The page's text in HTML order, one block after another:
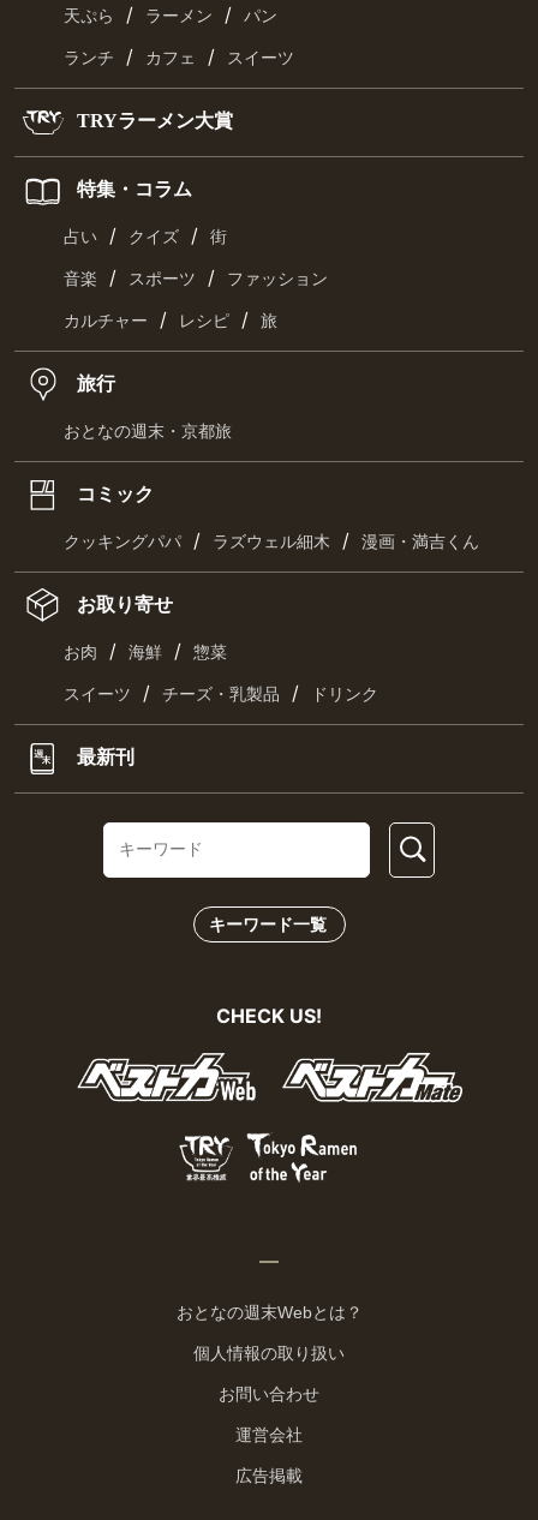
天ぷら / ラーメン / パン
ランチ / カフェ / スイーツ
TRYラーメン大賞
特集・コラム
占い / クイズ / 街
音楽 / スポーツ / ファッション
カルチャー / レシピ / 旅
旅行
おとなの週末・京都旅
コミック
クッキングパパ / ラズウェル細木 / 漫画・満吉くん
お取り寄せ
お肉 / 海鮮 / 惣菜
スイーツ / チーズ・乳製品 / ドリンク
最新刊
キーワード一覧
CHECK US!
おとなの週末Webとは？
個人情報の取り扱い
お問い合わせ
運営会社
広告掲載